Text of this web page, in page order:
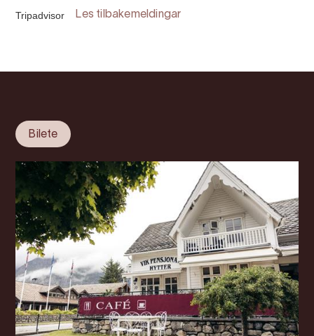
Tripadvisor Les tilbakemeldingar
Bilete